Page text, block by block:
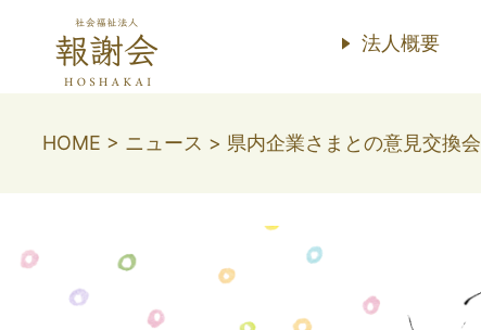
法人概要
HOME > ニュース > 県内企業さまとの意見交換会